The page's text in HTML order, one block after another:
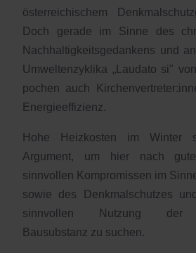
österreichischem
Doch gerade im Sinne des
Nachhaltigkeitsgedankens und
Umweltenzyklika „Laudato si"
pochen auch
Energieeffizienz.
Hohe Heizkosten im Winter
Argument, um hier nach
sinnvollen Kompromissen im
sowie des Denkmalschutzes
sinnvollen Nutzung der
Bausubstanz zu suchen.